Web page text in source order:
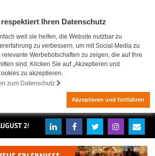
Ihren Datenschutz
weil sie helfen, die Website nutzbar zu
zu verbessern, um mit Social Media zu
Werbebotschaften zu zeigen, die auf Ihre
sind. Klicken Sie auf „Akzeptieren und
zu akzeptieren.
zum Datenschutz
Akzeptieren und fortfahren
2026